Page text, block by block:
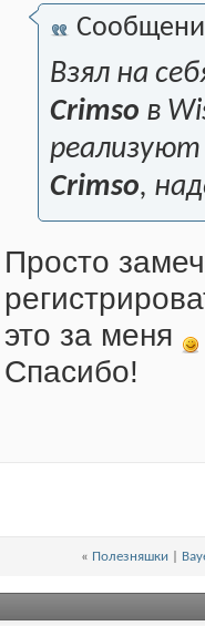
Взял на
Crimso в
Crimso,
Просто
это за меня
Спасибо!
« Полезняшки